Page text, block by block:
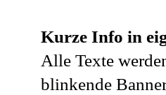
Kurze Info in
Alle Texte
blinkende